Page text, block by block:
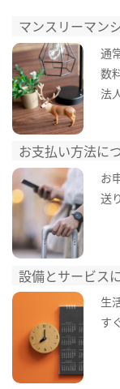
マンスリーマン
通
数
法
お支払い方法に
お
送
設備とサービス
生
す